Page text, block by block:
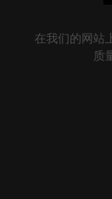
在我们的网站
质